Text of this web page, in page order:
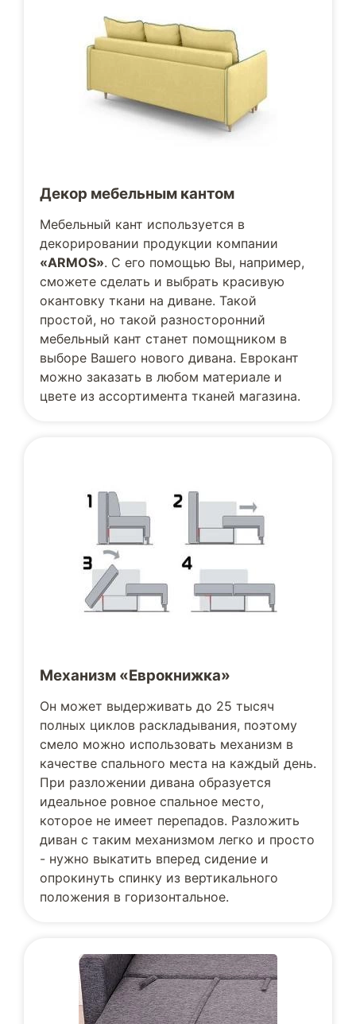
Декор мебельным кантом
Мебельный кант используется в
декорировании продукции компании
«ARMOS». С его помощью Вы, например,
сможете сделать и выбрать красивую
окантовку ткани на диване. Такой
простой, но такой разносторонний
мебельный кант станет помощником в
выборе Вашего нового дивана. Еврокант
можно заказать в любом материале и
цвете из ассортимента тканей магазина.
Механизм «Еврокнижка»
Он может выдерживать до 25 тысяч
полных циклов раскладывания, поэтому
смело можно использовать механизм в
качестве спального места на каждый день.
При разложении дивана образуется
идеальное ровное спальное место,
которое не имеет перепадов. Разложить
диван с таким механизмом легко и просто
- нужно выкатить вперед сидение и
опрокинуть спинку из вертикального
положения в горизонтальное.